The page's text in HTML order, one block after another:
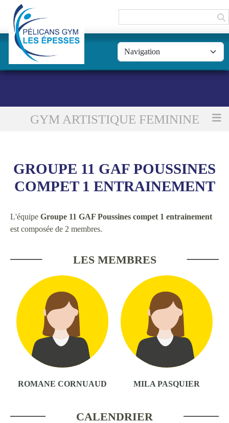
GYM ARTISTIQUE FEMININE
Groupe 11 GAF Poussines compet 1 entrainement
GROUPE 11 GAF POUSSINES
COMPET 1 ENTRAINEMENT
L'équipe Groupe 11 GAF Poussines compet 1 entrainement
est composée de 2 membres.
LES MEMBRES
ROMANE CORNUAUD MILA PASQUIER
CALENDRIER
Panneau de gestion des cookies